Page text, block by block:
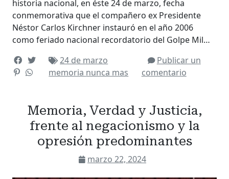
historia nacional, en éste 24 de marzo, fecha
conmemorativa que el compañero ex Presidente
Néstor Carlos Kirchner instauró en el año 2006
como feriado nacional recordatorio del Golpe Mil…
24 de marzo
memoria nunca mas
Publicar un
comentario
Memoria, Verdad y Justicia,
frente al negacionismo y la
opresión predominantes
marzo 22, 2024